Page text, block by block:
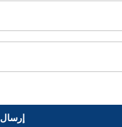
إرسال